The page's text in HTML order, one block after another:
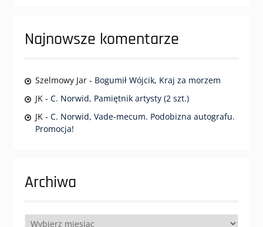
Najnowsze komentarze
Szelmowy Jar- Bogumił Wójcik, Kraj za morzem
JK- C. Norwid, Pamiętnik artysty (2 szt.)
JK- C. Norwid, Vade-mecum. Podobizna autografu.
Promocja!
Archiwa
Archiwa